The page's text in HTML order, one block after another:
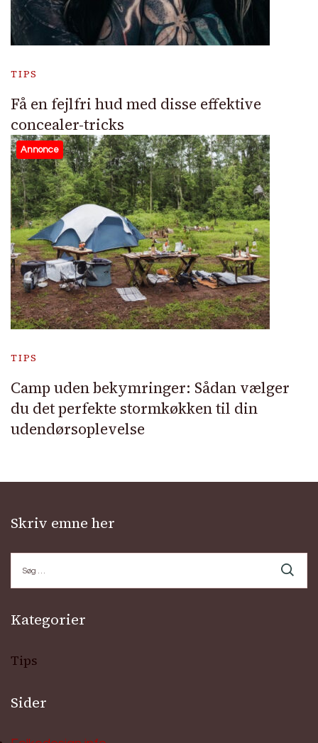
TIPS
Få en fejlfri hud med disse effektive
concealer-tricks
Annonce
TIPS
Camp uden bekymringer: Sådan vælger
du det perfekte stormkøkken til din
udendørsoplevelse
Skriv emne her
efter:
Kategorier
Tips
Sider